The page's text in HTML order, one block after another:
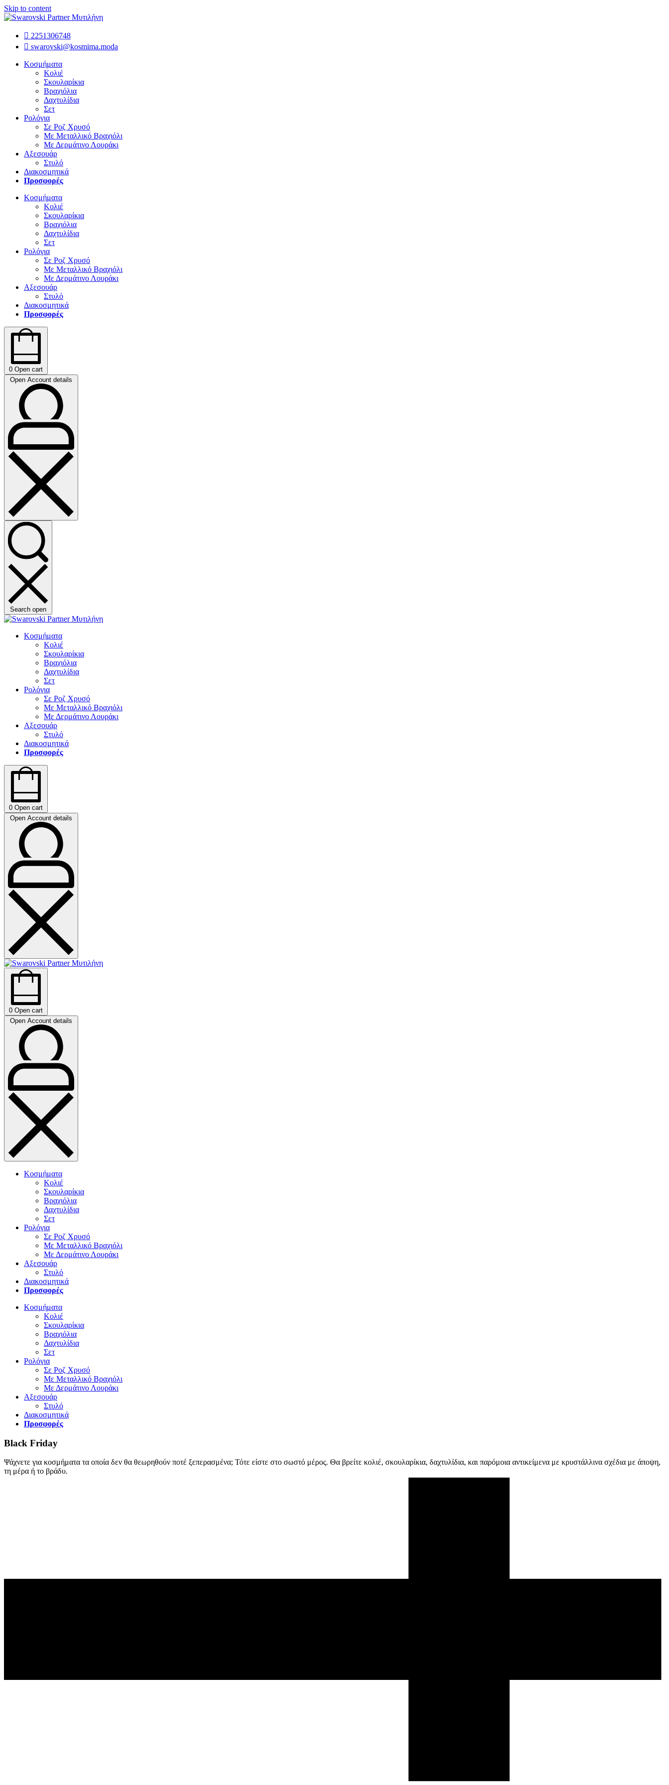
Skip to content
2251306748
swarovski@kosmima.moda
Κοσμήματα
Κολιέ
Σκουλαρίκια
Βραχιόλια
Δαχτυλίδια
Σετ
Ρολόγια
Σε Ροζ Χρυσό
Με Μεταλλικό Βραχιόλι
Με Δερμάτινο Λουράκι
Αξεσουάρ
Στυλό
Διακοσμητικά
Προσφορές
Κοσμήματα
Κολιέ
Σκουλαρίκια
Βραχιόλια
Δαχτυλίδια
Σετ
Ρολόγια
Σε Ροζ Χρυσό
Με Μεταλλικό Βραχιόλι
Με Δερμάτινο Λουράκι
Αξεσουάρ
Στυλό
Διακοσμητικά
Προσφορές
0 Open cart
Open Account details
Search open
Κοσμήματα
Κολιέ
Σκουλαρίκια
Βραχιόλια
Δαχτυλίδια
Σετ
Ρολόγια
Σε Ροζ Χρυσό
Με Μεταλλικό Βραχιόλι
Με Δερμάτινο Λουράκι
Αξεσουάρ
Στυλό
Διακοσμητικά
Προσφορές
0 Open cart
Open Account details
0 Open cart
Open Account details
Κοσμήματα
Κολιέ
Σκουλαρίκια
Βραχιόλια
Δαχτυλίδια
Σετ
Ρολόγια
Σε Ροζ Χρυσό
Με Μεταλλικό Βραχιόλι
Με Δερμάτινο Λουράκι
Αξεσουάρ
Στυλό
Διακοσμητικά
Προσφορές
Κοσμήματα
Κολιέ
Σκουλαρίκια
Βραχιόλια
Δαχτυλίδια
Σετ
Ρολόγια
Σε Ροζ Χρυσό
Με Μεταλλικό Βραχιόλι
Με Δερμάτινο Λουράκι
Αξεσουάρ
Στυλό
Διακοσμητικά
Προσφορές
Black Friday
Ψάχνετε για κοσμήματα τα οποία δεν θα θεωρηθούν ποτέ ξεπερασμένα; Τότε είστε στο σωστό μέρος. Θα βρείτε κολιέ, σκουλαρίκια, δαχτυλίδια, και παρόμοια αντικείμενα με κρυστάλλινα σχέδια με άποψη,
τη μέρα ή το βράδυ.